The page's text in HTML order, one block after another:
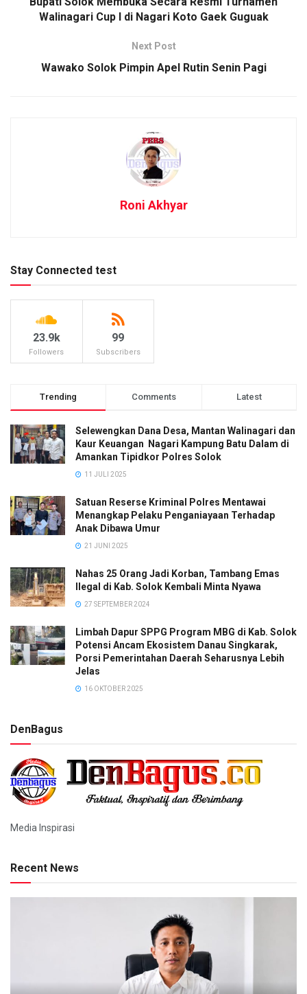
Walinagari Cup I di Nagari Koto Gaek Guguak
Next Post
Wawako Solok Pimpin Apel Rutin Senin Pagi
Roni Akhyar
Stay Connected test
23.9k
Followers
99
Subscribers
Trending Comments Latest
Selewengkan Dana Desa, Mantan Walinagari dan
Kaur Keuangan Nagari Kampung Batu Dalam di
Amankan Tipidkor Polres Solok
11 JULI 2025
Satuan Reserse Kriminal Polres Mentawai
Menangkap Pelaku Penganiayaan Terhadap
Anak Dibawa Umur
21 JUNI 2025
Nahas 25 Orang Jadi Korban, Tambang Emas
Ilegal di Kab. Solok Kembali Minta Nyawa
27 SEPTEMBER 2024
Limbah Dapur SPPG Program MBG di Kab. Solok
Potensi Ancam Ekosistem Danau Singkarak,
Porsi Pemerintahan Daerah Seharusnya Lebih
Jelas
16 OKTOBER 2025
DenBagus
Media Inspirasi
Recent News